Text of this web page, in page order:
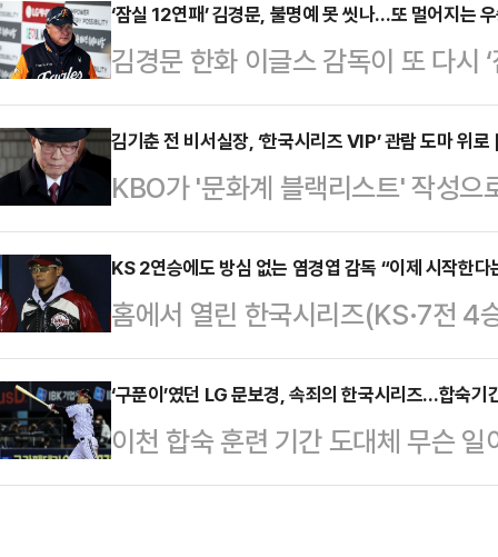
국시각) 홈페이지를 통해 “손흥민
됐다”며 “한국의 슈퍼스타가 8월
린 놀라운 프리킥이 ‘2025 AT&T
표했다.1996년 도입된 ‘MLS 올해
수가 수상에 성공한 건 손흥민이
‘잠실 12연패’ 김경문, 불명예 못 씻나…또 멀어지는
김경문 한화 이글스 감독이 또 다시
화는 27일 서울 잠실구장에서 열
리즈(KS·7전 4승제) 2차전에서
1회초부터 LG 선발 임찬규를 두들
모았던 류현진이 3이닝 동안 7피안
지면서 뼈아픈 역전패를 당했다.김
크스’를 떨쳐내지 못했다는 점에서
…
김기춘 전 비서실장, ‘한국시리즈 VIP’ 관람 도마 위
KBO가 '문화계 블랙리스트' 작성으
서실장을 프로야구 한국시리즈
에서 지적을 받았다.더불어민주당
원회 국정감사에서 “김기춘 전 비
지원 배제를 지시해 징역 2년을 선
한 것은 사회적인 인식이 떨어졌다
다.KBO는 매년 KS에서 전직 총재
두고도 …
KS 2연승에도 방심 없는 염경엽 감독 “이제 시작한다
홈에서 열린 한국시리즈(KS·7전 4
염경엽 LG트윈스 감독이 방심을
린 프로야구 2025 KBO 포스트시
한화 이글스에 11-5로 승리했다.
에 성공한 LG는 홈 1,2차전을 모두
‘구푼이’였던 LG 문보경, 속죄의 한국시리즈…합숙기
이천 합숙 훈련 기간 도대체 무슨
문보경이 한국시리즈서 또 맹타를